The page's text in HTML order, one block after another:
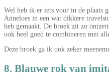
Wel heb ik er iets voor in de plaats
Anneloes in een wat dikkere
heb gemaakt. De broek zit zo
ook heel goed te combineren met
Deze broek ga ik ook zeker
8. Blauwe rok van